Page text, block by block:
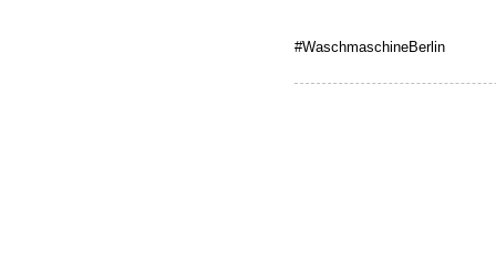
#WaschmaschineBerlin